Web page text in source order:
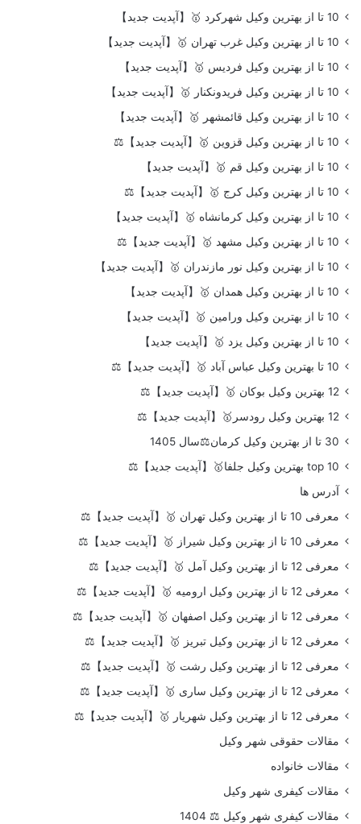
10 تا از بهترین وکیل شهرکرد 🥇【آپدیت جدید】
10 تا از بهترین وکیل غرب تهران 🥇【آپدیت جدید】
10 تا از بهترین وکیل فردیس 🥇【آپدیت جدید】
10 تا از بهترین وکیل فریدونکنار 🥇【آپدیت جدید】
10 تا از بهترین وکیل قائمشهر 🥇【آپدیت جدید】
10 تا از بهترین وکیل قزوین 🥇【آپدیت جدید】⚖️
10 تا از بهترین وکیل قم 🥇【آپدیت جدید】
10 تا از بهترین وکیل کرج 🥇【آپدیت جدید】⚖️
10 تا از بهترین وکیل کرمانشاه 🥇【آپدیت جدید】
10 تا از بهترین وکیل مشهد 🥇【آپدیت جدید】⚖️
10 تا از بهترین وکیل نور مازندران 🥇【آپدیت جدید】
10 تا از بهترین وکیل همدان 🥇【آپدیت جدید】
10 تا از بهترین وکیل ورامین 🥇【آپدیت جدید】
10 تا از بهترین وکیل یزد 🥇【آپدیت جدید】
10 تا بهترین وکیل عباس آباد 🥇【آپدیت جدید】⚖️
12 بهترین وکیل بوکان 🥇【آپدیت جدید】⚖️
12 بهترین وکیل رودسر🥇【آپدیت جدید】⚖️
30 تا از بهترین وکیل کرمان⚖️سال 1405
top 10 بهترین وکیل جلفا🥇【آپدیت جدید】⚖️
آدرس ها
معرفی 10 تا از بهترین وکیل تهران 🥇【آپدیت جدید】⚖️
معرفی 10 تا از بهترین وکیل شیراز 🥇【آپدیت جدید】⚖️
معرفی 12 تا از بهترین وکیل آمل 🥇【آپدیت جدید】⚖️
معرفی 12 تا از بهترین وکیل ارومیه 🥇【آپدیت جدید】⚖️
معرفی 12 تا از بهترین وکیل اصفهان 🥇【آپدیت جدید】⚖️
معرفی 12 تا از بهترین وکیل تبریز 🥇【آپدیت جدید】⚖️
معرفی 12 تا از بهترین وکیل رشت 🥇【آپدیت جدید】⚖️
معرفی 12 تا از بهترین وکیل ساری 🥇【آپدیت جدید】⚖️
معرفی 12 تا از بهترین وکیل شهریار 🥇【آپدیت جدید】⚖️
مقالات حقوقی شهر وکیل
مقالات خانواده
مقالات کیفری شهر وکیل
مقالات کیفری شهر وکیل ⚖️ 1404